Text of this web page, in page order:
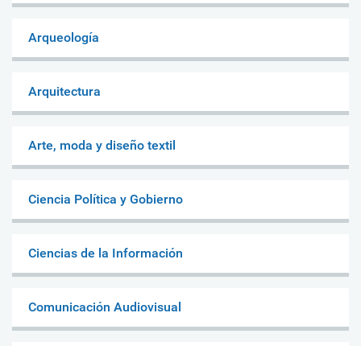
Arqueología
Arquitectura
Arte, moda y diseño textil
Ciencia Política y Gobierno
Ciencias de la Información
Comunicación Audiovisual